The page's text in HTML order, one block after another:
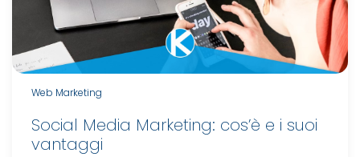
Web Marketing
Social Media Marketing: cos’è e i suoi
vantaggi